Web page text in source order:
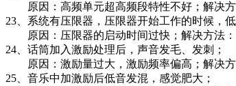
原因：高频单元超高频段特性不好；解决方
23、系统有压限器，压限器开始工作的时候，低
原因：压限器的启动时间过快；解决方法：
24、话筒加入激励处理后，声音发毛、发刺；
原因：激励量过大，激励频率偏高；解决方
25、音乐中加激励后低音发混，感觉肥大；